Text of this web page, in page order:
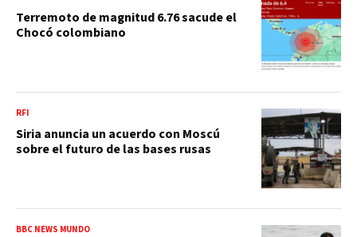
Terremoto de magnitud 6.76 sacude el
Chocó colombiano
RFI
Siria anuncia un acuerdo con Moscú
sobre el futuro de las bases rusas
BBC NEWS MUNDO